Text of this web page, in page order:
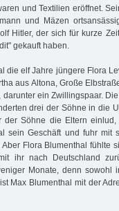
und Textilien eröffnet.
und Mäzen
Hitler, der sich für kurze
gekauft haben.
die elf Jahre jüngere Flora
aus Altona, Große
ein Zwillingspaar.
drei der Söhne in die
der Söhne die Eltern
sein Geschäft und fuhr mit
Flora Blumenthal fühlte
ihr nach Deutschland
Monate, denn sowohl
Max Blumenthal mit der